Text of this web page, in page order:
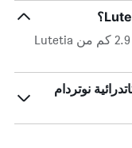
إن إتشبريس أوبرا فوبورج على بعد حوالي 2.9 كم من Lutetia
نوتردام